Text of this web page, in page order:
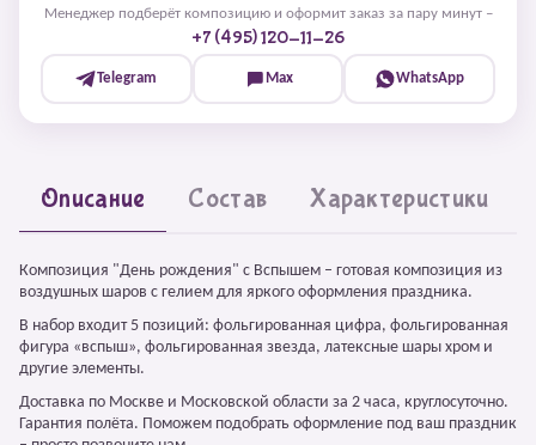
Менеджер подберёт композицию и оформит заказ за пару минут –
+7 (495) 120-11-26
Telegram Max WhatsApp
Описание Состав Характеристики
Композиция "День рождения" с Вспышем – готовая композиция из
воздушных шаров с гелием для яркого оформления праздника.
В набор входит 5 позиций: фольгированная цифра, фольгированная
фигура «вспыш», фольгированная звезда, латексные шары хром и
другие элементы.
Доставка по Москве и Московской области за 2 часа, круглосуточно.
Гарантия полёта. Поможем подобрать оформление под ваш праздник